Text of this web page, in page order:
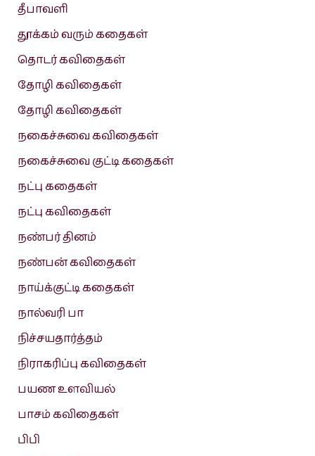
தீபாவளி
தூக்கம் வரும் கதைகள்
தொடர் கவிதைகள்
தோழி கவிதைகள்
தோழி கவிதைகள்
நகைச்சுவை கவிதைகள்
நகைச்சுவை குட்டி கதைகள்
நட்பு கதைகள்
நட்பு கவிதைகள்
நண்பர் தினம்
நண்பன் கவிதைகள்
நாய்க்குட்டி கதைகள்
நால்வரி பா
நிச்சயதார்த்தம்
நிராகரிப்பு கவிதைகள்
பயண உளவியல்
பாசம் கவிதைகள்
பிபி